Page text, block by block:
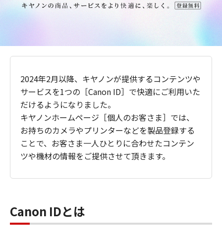
2024年2月以降、キヤノンが提供するコンテンツや
サービスを1つの［Canon ID］で快適にご利用いた
だけるようになりました。
キヤノンホームページ［個人のお客さま］では、
お持ちのカメラやプリンターなどを製品登録する
ことで、お客さま一人ひとりに合わせたコンテン
ツや機材の情報をご提供させて頂きます。
Canon IDとは